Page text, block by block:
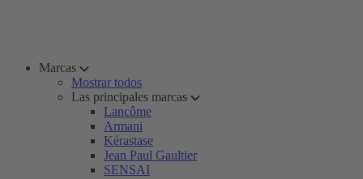
Marcas
Mostrar todos
Las principales marcas
Lancôme
Armani
Kérastase
Jean Paul Gaultier
SENSAI